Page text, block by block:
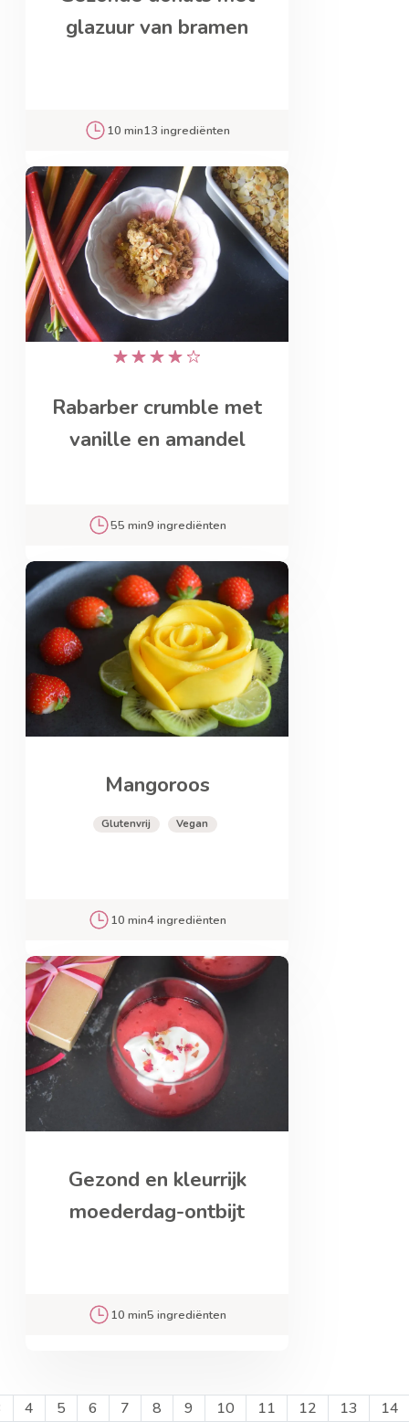
glazuur van bramen
10 min13 ingrediënten
Rabarber crumble met
vanille en amandel
55 min9 ingrediënten
Mangoroos
Glutenvrij Vegan
10 min4 ingrediënten
Gezond en kleurrijk
moederdag-ontbijt
10 min5 ingrediënten
4 5 6 7 8 9 10 11 12 13 14